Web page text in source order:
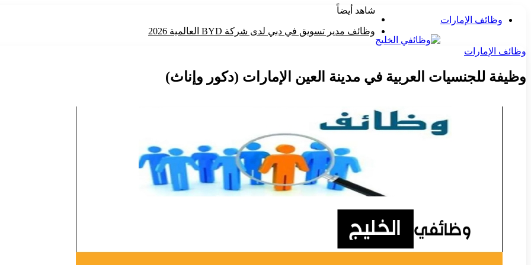
وظائف الإمارات
وظائف الإمارات
وظيفة للجنسيات العربية في مدينة العين الإمارات (دكور وإناث)
شاهد أيضاً
وظائف مدير تسويق في دبي لدى شركة BYD العالمية 2026